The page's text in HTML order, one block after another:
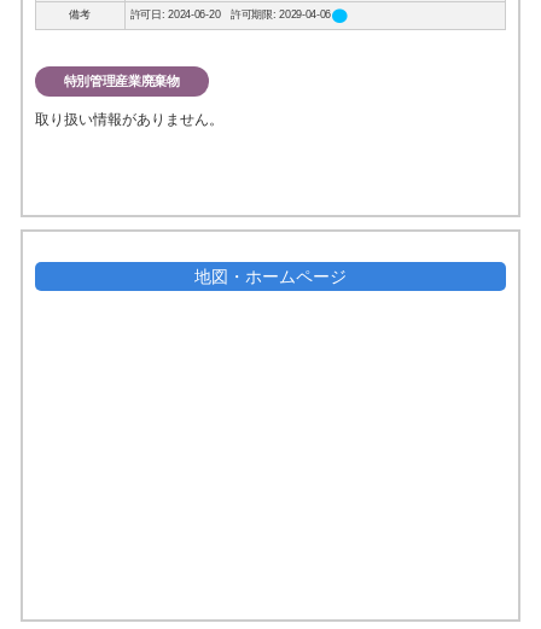
備考 許可日: 2024-06-20 許可期限: 2029-04-06circle
特別管理産業廃棄物
取り扱い情報がありません。
地図・ホームページ